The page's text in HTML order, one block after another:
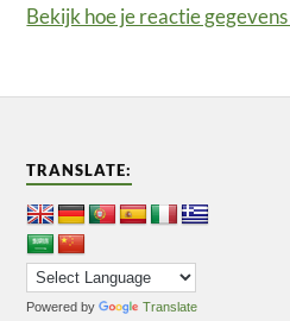
Bekijk hoe je reactie
TRANSLATE:
Powered by Translate